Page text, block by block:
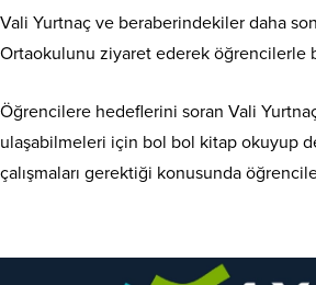
Vali Yurtnaç ve beraberindekiler daha
Ortaokulunu ziyaret ederek öğrencilerle
Öğrencilere hedeflerini soran Vali
ulaşabilmeleri için bol bol kitap okuyup
çalışmaları gerektiği konusunda